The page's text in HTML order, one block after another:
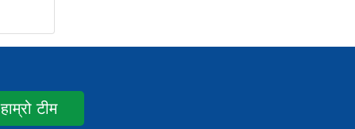
हाम्रो टीम